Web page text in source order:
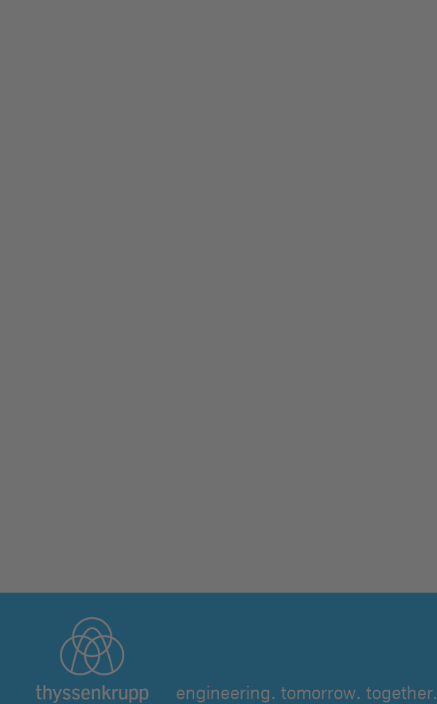
engineering. tomorrow. together.